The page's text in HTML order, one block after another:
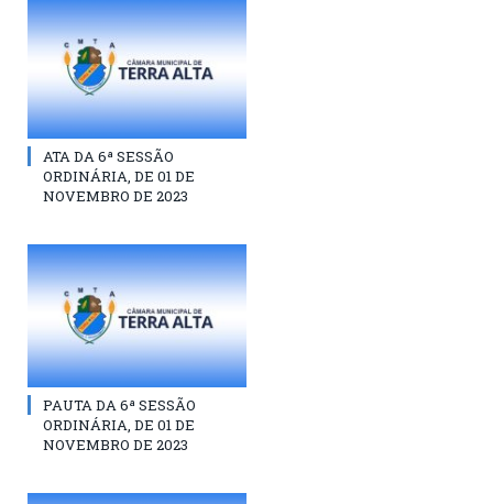
ATA DA 6ª SESSÃO
ORDINÁRIA, DE 01 DE
NOVEMBRO DE 2023
PAUTA DA 6ª SESSÃO
ORDINÁRIA, DE 01 DE
NOVEMBRO DE 2023